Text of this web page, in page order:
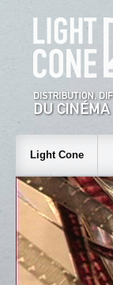
Light Cone